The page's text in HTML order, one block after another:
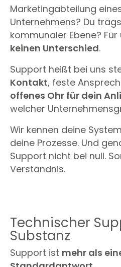
Marketingabteilung
Unternehmens? Du
kommunaler Ebene? Für
keinen Unterschied.
Support heißt bei uns
Kontakt, feste
offenes Ohr für dein
welcher
Wir kennen deine
deine Prozesse. Und
Support nicht bei null.
Verständnis.
Technischer
Substanz
Support ist mehr als